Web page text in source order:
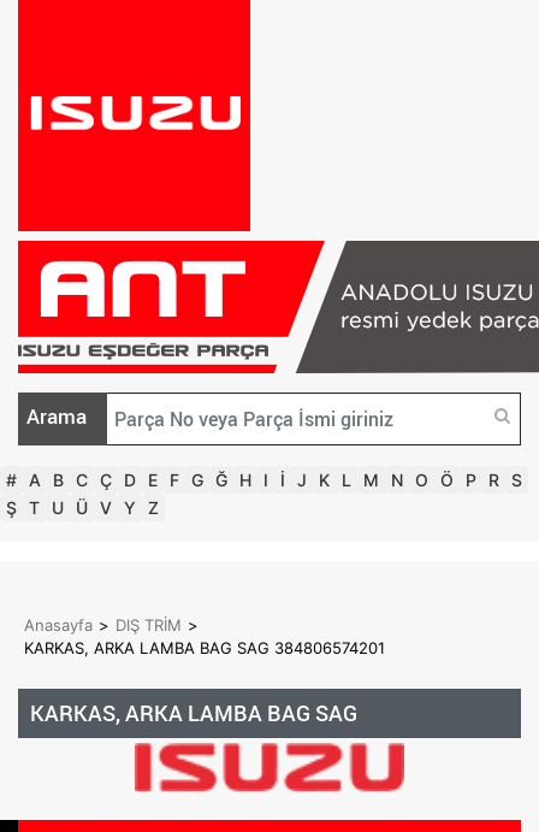
Arama
# A B C Ç D E F G Ğ H I İ J K L M N O Ö P R S
Ş T U Ü V Y Z
Anasayfa > DIŞ TRİM >
KARKAS, ARKA LAMBA BAG SAG 384806574201
KARKAS, ARKA LAMBA BAG SAG